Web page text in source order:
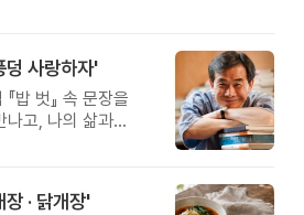
덩 사랑하자'
밥 벗』 속 문장을
나고, 나의 삶과
· 닭개장'